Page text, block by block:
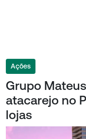
Ações
Grupo
atacarejo no
lojas